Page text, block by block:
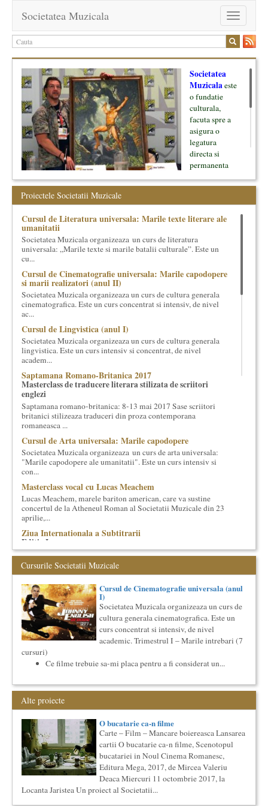
Toggle
navigation
Societatea Muzicala
Societatea
Muzicalaeste
o fundatie
culturala,
facuta spre a
asigura o
legatura
directa si
permanenta
oamenii ei, pe
inceput cu muzica clasica - si de aici numele -, insa acum
dezvoltam proiecte si in alte domenii ale culturii.
Facem management cultural, dezvoltam si administram proiecte
cultural si consultanta. Organizam concursuri, concerte si
evenimente culturale, private sau publice, tinem cursuri de
cultura generala muzicala, teatrala, filosofica si de alte feluri.
Cuvinte in plus despre proiect, despre cei care il administreaza si
cei care il finantateaza sunt in rubricile de mai jos.
Proiectele Societatii Muzicale
Cursul de Literatura universala: Marile texte literare ale
umanitatii
Societatea Muzicala organizeaza un curs de literatura
universala: „Marile texte si marile batalii culturale”. Este un
cu...
Cursul de Cinematografie universala: Marile capodopere
si marii realizatori (anul II)
Societatea Muzicala organizeaza un curs de cultura generala
cinematografica. Este un curs concentrat si intensiv, de nivel
ac...
Cursul de Lingvistica (anul I)
Societatea Muzicala organizeaza un curs de cultura generala
lingvistica. Este un curs intensiv si concentrat, de nivel
academ...
Saptamana Romano-Britanica 2017
Masterclass de traducere literara stilizata de scriitori
englezi
Saptamana romano-britanica: 8-13 mai 2017 Sase scriitori
britanici stilizeaza traduceri din proza contemporana
romaneasca ...
Cursul de Arta universala: Marile capodopere
Societatea Muzicala organizeaza un curs de arta universala:
"Marile capodopere ale umanitatii". Este un curs intensiv si
con...
Masterclass vocal cu Lucas Meachem
Lucas Meachem, marele bariton american, care va sustine
concertul de la Atheneul Roman al Societatii Muzicale din 23
aprilie,...
Ziua Internationala a Subtitrarii
Editia I
Ziua Internationala a Subtitrarii - Editia I Universitatea din
Bucuresti, Sala James Joyce [sala MTTLC] Str. Pitar Mos nr. ...
Precizari legate de formatul de predare a cursurilor de
Cultura universala
Am primit multe intrebari legate de felul in care se desfasoara
aceste cursuri de Cultura Universala - multi si le imagineaza...
Locurile Culturii
Catalogul spatiilor in care se pot desfasura evenimente
culturale
Proiect lansat de catre Societatea Muzicala, conceput initial
pentru catalogarea spatiilor (interioare) din Bucuresti in care...
Societatea Muzicala organizeaza un curs de Filosofie
Generala, de nivel academic, cu durata de doi ani (4 semestre),
impreuna...
Imaginary Beyond Reality
Expozitie de arta fotografica
Expozitie de arta fotografica
Spatiu: neoBhoema Art & Social Lab, Palatul Universul,
O bucatarie ca-n filme
Cursurile Societatii Muzicale
Cursul de Cinematografie universala (anul
I)
Societatea Muzicala organizeaza un curs de
cultura generala cinematografica. Este un
curs concentrat si intensiv, de nivel
academic. Trimestrul I – Marile intrebari (7
cursuri)
Ce filme trebuie sa-mi placa pentru a fi considerat un...
Alte proiecte
O bucatarie ca-n filme
Carte – Film – Mancare boiereasca Lansarea
cartii O bucatarie ca-n filme, Scenotopul
bucatariei in Noul Cinema Romanesc,
Editura Mega, 2017, de Mircea Valeriu
Deaca Miercuri 11 octombrie 2017, la
Locanta Jaristea Un proiect al Societatii...